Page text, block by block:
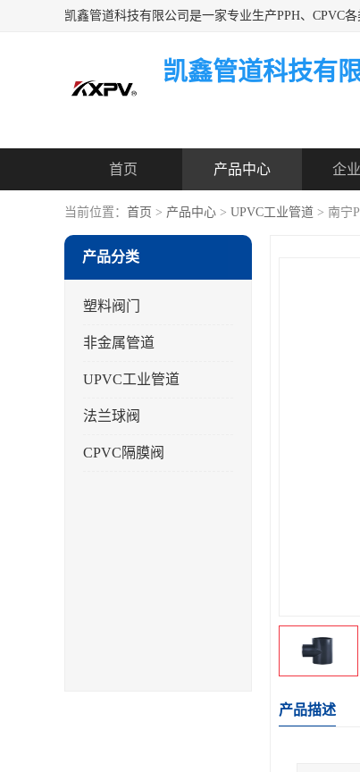
凯鑫管道科技有
首页 产品中心 企
当前位置： 首页 > 产品中心 > UPVC工业管道 > 南宁
产品分类
塑料阀门
非金属管道
UPVC工业管道
法兰球阀
CPVC隔膜阀
产品描述